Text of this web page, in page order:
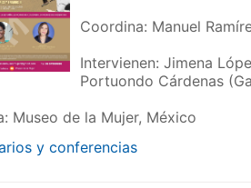
Coordina: Manuel
Intervienen: Jimena
Portuondo Cárdenas
Museo de la Mujer, México
y conferencias